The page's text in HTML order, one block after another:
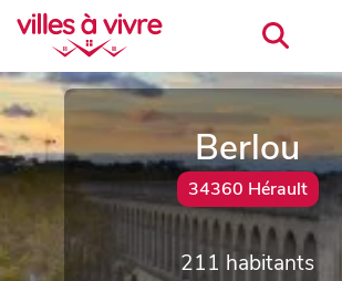
Berlou
34360 Hérault
211 habitants